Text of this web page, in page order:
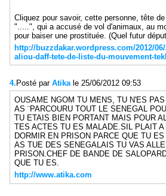
Cliquez pour savoir, cette personne, tête
".....", qui a accusé de vol d'animaux, au
pour baiser une prostituée. (Quel futur
http://buzzdakar.wordpress.com/2012/
aliou-daff-tete-de-liste-du-mouvement-
4. Posté par Atika le 25/06/2012 09:53
OUSAME NGOM TU MENS, TU N'ES
AS ¨PARCOURU TOUT LE SENEGAL
TU ETAIS BIEN PORTANT MAIS POUR
TES ACTES TU ES MALADE.SIL PLAIT A
DORMIR EN PRISON PARCE QUE TU
AS TUE DES SENEGALAIS TU VAS
PRISON.CHEF DE BANDE DE
QUE TU ES.
http://www.atika.com